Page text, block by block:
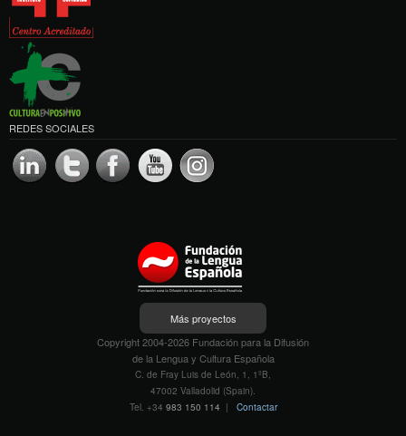
REDES SOCIALES
Más proyectos
Copyright 2004-2026 Fundación para la Difusión
de la Lengua y Cultura Española
C. de Fray Luis de León, 1, 1ºB,
47002 Valladolid (Spain).
Tel. +34 983 150 114 | Contactar